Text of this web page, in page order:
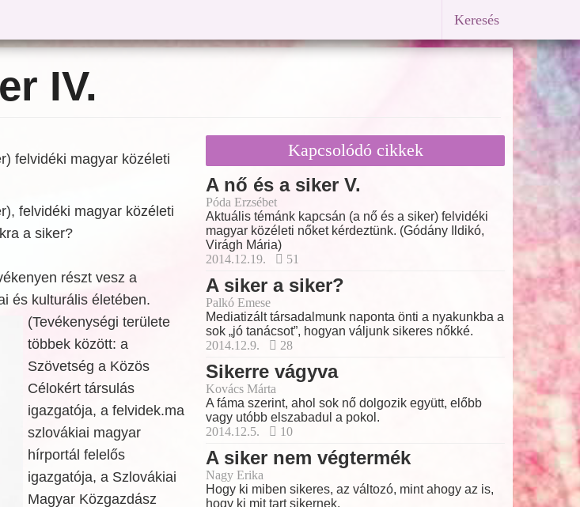
Keresés
IV.
felvidéki magyar közéleti
felvidéki magyar közéleti
a siker?
részt vesz a
és kulturális életében.
(Tevékenységi területe
többek között: a
Szövetség a Közös
Célokért társulás
igazgatója, a felvidek.ma
szlovákiai magyar
hírportál felelős
igazgatója, a Szlovákiai
Magyar Közgazdász
Kapcsolódó cikkek
A nő és a siker V.
Póda Erzsébet
Aktuális témánk kapcsán (a nő és a siker) felvidéki
magyar közéleti nőket kérdeztünk. (Gódány Ildikó,
Virágh Mária)
2014.12.19.
51
A siker a siker?
Palkó Emese
Mediatizált társadalmunk naponta önti a nyakunkba a
sok „jó tanácsot”, hogyan váljunk sikeres nőkké.
2014.12.9.
28
Sikerre vágyva
Kovács Márta
A fáma szerint, ahol sok nő dolgozik együtt, előbb
vagy utóbb elszabadul a pokol.
2014.12.5.
10
A siker nem végtermék
Nagy Erika
Hogy ki miben sikeres, az változó, mint ahogy az is,
hogy ki mit tart sikernek.